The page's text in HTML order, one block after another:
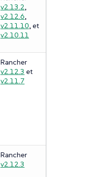
v2.13.2,
v2.12.6,
v2.11.10, et
v2.10.11
Rancher
v2.12.3 et
v2.11.7
Rancher
v2.12.3